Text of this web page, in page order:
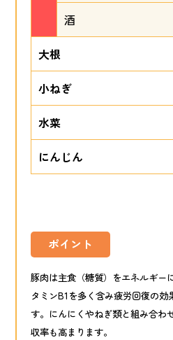
酒
大根
小ねぎ
水菜
にんじん
ポイント
豚肉は主食（糖質）をエネルギー
タミンB1を多く含み疲労回復の効
す。にんにくやねぎ類と組み合わ
収率も高まります。